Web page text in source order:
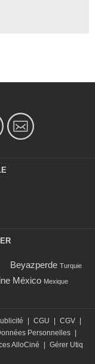
Beyazperde Turquie
México Mexique
| CGU | CGV |
Personnelles |
AlloCiné | Gérer Utiq